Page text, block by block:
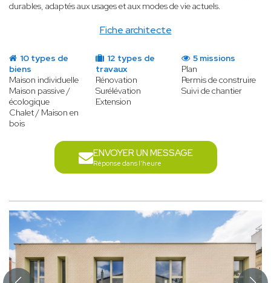
Fiche architecte
durables, adaptés aux usages et aux modes de vie actuels.
10 types de
biens
Maison individuelle
Maison passive /
écologique
Chalet / Maison en
bois
12 types de
travaux
Rénovation
Surélévation
Extension
5 missions
Plan
Permis de construire
Suivi de chantier
ENVOYER UN MESSAGE
Réponse dans l'heure